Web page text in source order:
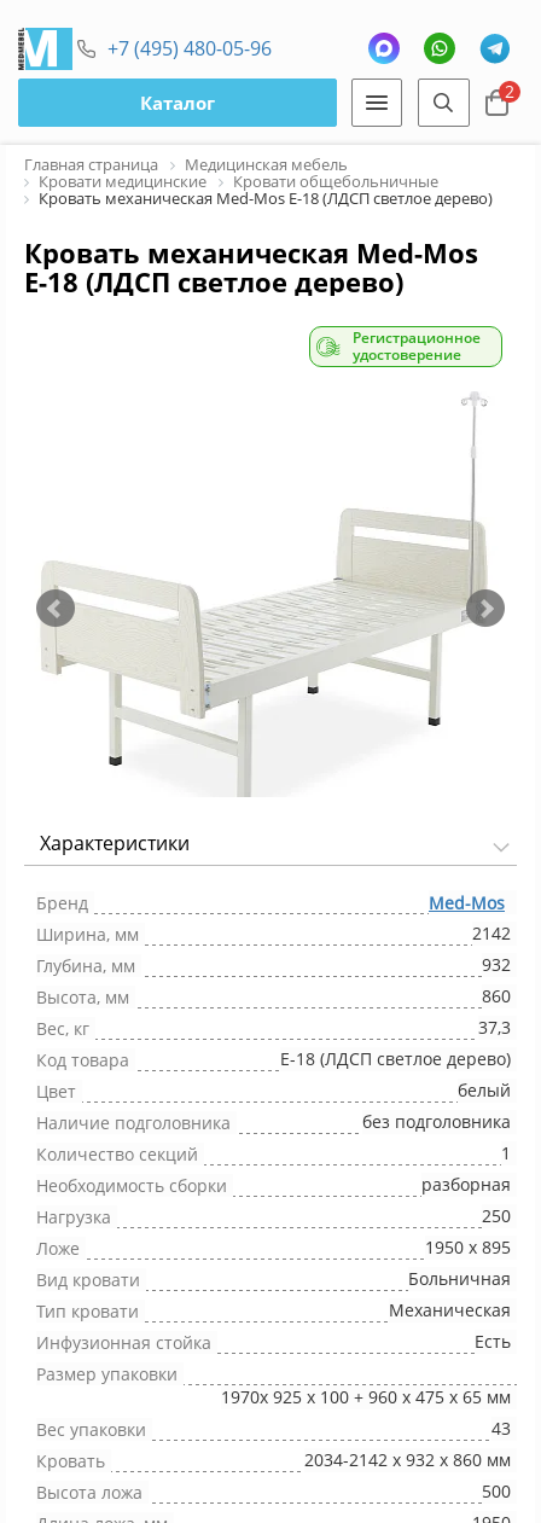
+7 (495) 480-05-96
Каталог 2
Главная страница Медицинская мебель
Кровати медицинские Кровати общебольничные
Кровать механическая Med-Mos Е-18 (ЛДСП светлое дерево)
Кровать механическая Med-Mos
Е-18 (ЛДСП светлое дерево)
Регистрационное
удостоверение
Характеристики
Бренд
Med-Mos
Ширина, мм
2142
Глубина, мм
932
Высота, мм
860
Вес, кг
37,3
Код товара
Е-18 (ЛДСП светлое дерево)
Цвет
белый
Наличие подголовника
без подголовника
Количество секций
1
Необходимость сборки
разборная
Нагрузка
250
Ложе
1950 х 895
Вид кровати
Больничная
Тип кровати
Механическая
Инфузионная стойка
Есть
Размер упаковки
1970х 925 х 100 + 960 х 475 х 65 мм
Вес упаковки
43
Кровать
2034-2142 х 932 x 860 мм
Высота ложа
500